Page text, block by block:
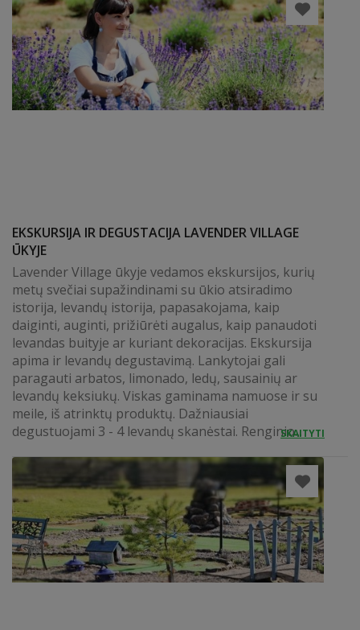
EKSKURSIJA IR DEGUSTACIJA LAVENDER VILLAGE
ŪKYJE
Lavender Village ūkyje vedamos ekskursijos, kurių
metų svečiai supažindinami su ūkio atsiradimo
istorija, levandų istorija, papasakojama, kaip
daiginti, auginti, prižiūrėti augalus, kaip panaudoti
levandas buityje ar kuriant dekoracijas. Ekskursija
apima ir levandų degustavimą. Lankytojai gali
paragauti arbatos, limonado, ledų, sausainių ar
levandų keksiukų. Viskas gaminama namuose ir su
meile, iš atrinktų produktų. Dažniausiai
degustuojami 3 - 4 levandų skanėstai. Renginio...SKAITYTI